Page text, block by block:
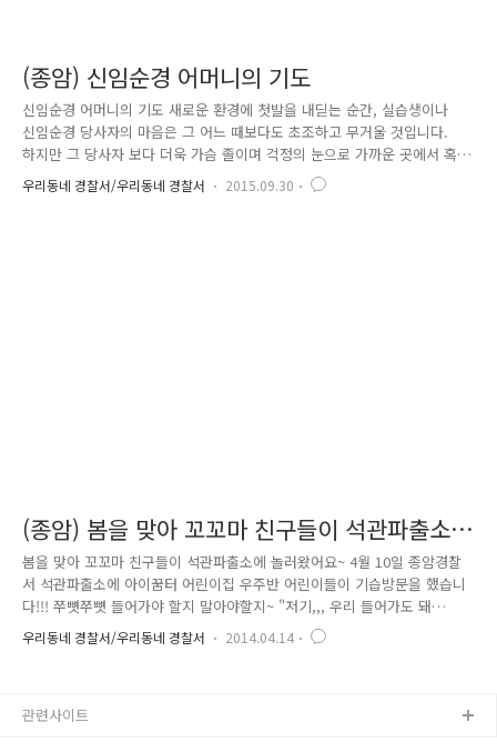
(종암) 신임순경 어머니의 기도
신임순경 어머니의 기도 새로운 환경에 첫발을 내딛는 순간, 실습생이나
신임순경 당사자의 마음은 그 어느 때보다도 초조하고 무거울 것입니다.
하지만 그 당사자 보다 더욱 가슴 졸이며 걱정의 눈으로 가까운 곳에서 혹
은 먼 시골에서 자식을 바라보며 기도하는 부모님이 있습니다. 부모님들은
군대를 보내는 심정으로 신임순경에 대한 자식 걱정에 밤새는 줄 모르십니
우리동네 경찰서/우리동네 경찰서 2015.09.30
(종암) 봄을 맞아 꼬꼬마 친구들이 석관파출소
에 놀러왔어요~
봄을 맞아 꼬꼬마 친구들이 석관파출소에 놀러왔어요~ 4월 10일 종암경찰
서 석관파출소에 아이꿈터 어린이집 우주반 어린이들이 기습방문을 했습니
다!!! 쭈뼛쭈뼛 들어가야 할지 말아야할지~ "저기,,, 우리 들어가도 돼
요?,," 망설이는 아이들의 손을 이끌고 석관파출소 팀장은 당황하지 않~고
어린이들 앞으로 다가와 경찰관이 어린이들의 안전과 행복을 위해 하는 일
순찰차에 탄 꼬꼬마 친구들은 직접 마이크를 “후~후~” 불어보기도 하고,
우리동네 경찰서/우리동네 경찰서 2014.04.14
관련사이트